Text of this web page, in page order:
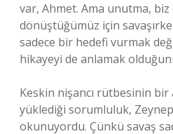
var, Ahmet. Ama unutma,
dönüştüğümüz için
sadece bir hedefi vurmak
hikayeyi de anlamak
Keskin nişancı rütbesinin bir
yüklediği sorumluluk,
okunuyordu. Çünkü savaş